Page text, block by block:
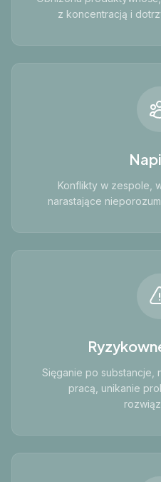
z koncentracją i
Konflikty w zespole,
narastające
Sięganie po substancje,
pracą, unikanie